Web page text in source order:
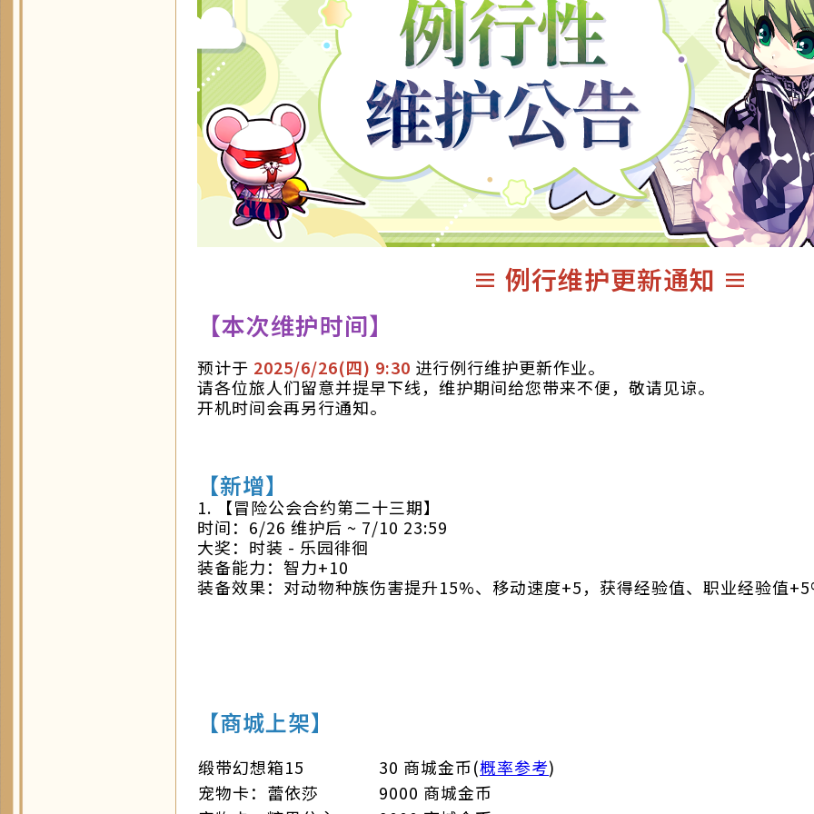
≡ 例行维护更新通知 ≡
【本次维护时间】
预计于 2025/6/26(四) 9:30 进行例行维护更新作业。
请各位旅人们留意并提早下线，维护期间给您带来不便，敬请见谅。
开机时间会再另行通知。
【新增】
1. 【冒险公会合约第二十三期】
时间：6/26 维护后 ~ 7/10 23:59
大奖：时装 - 乐园徘徊
装备能力：智力+10
装备效果：对动物种族伤害提升15%、移动速度+5，获得经验值、职业经验值
【商城上架】
缎带幻想箱15 30 商城金币(概率参考)
宠物卡：蕾依莎
9000 商城金币